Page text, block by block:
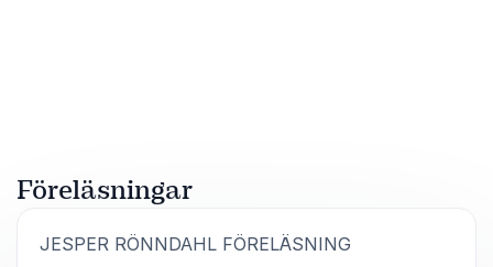
Föreläsningar
JESPER RÖNNDAHL FÖRELÄSNING